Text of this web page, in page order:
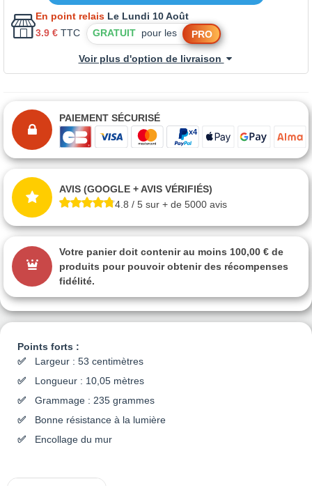
Points forts :
Largeur : 53 centimètres
Longueur : 10,05 mètres
Grammage : 235 grammes
Bonne résistance à la lumière
Encollage du mur
En point relais Le Lundi 10 Août
3.9 € TTC GRATUIT pour les PRO
Voir plus d'option de livraison
PAIEMENT SÉCURISÉ
AVIS (GOOGLE + AVIS VÉRIFIÉS)
4.8 / 5 sur + de 5000 avis
Votre panier doit contenir au moins 100,00 € de
produits pour pouvoir obtenir des récompenses
fidélité.